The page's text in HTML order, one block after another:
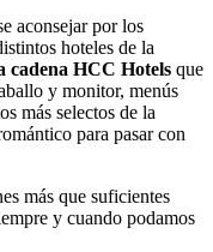
aconsejar por los
hoteles de la
cadena HCC Hotels que
y monitor, menús
más selectos de la
para pasar con
más que suficientes
y cuando podamos